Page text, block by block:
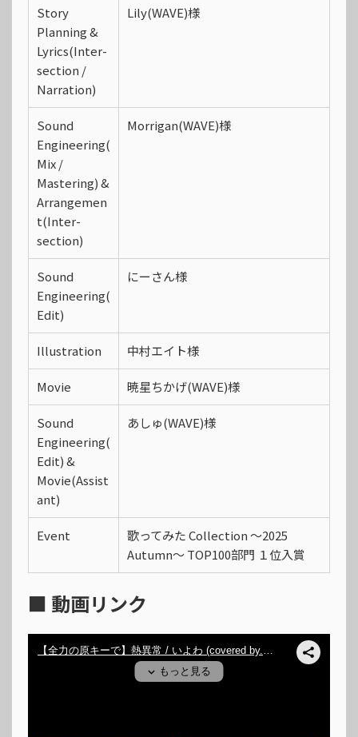
Story
Planning &
Lyrics(Inter-
section /
Narration)
Lily(WAVE)様
Sound
Engineering(
Mix /
Mastering) &
Arrangemen
t(Inter-
section)
Morrigan(WAVE)様
Sound
Engineering(
Edit)
にーさん様
Illustration 中村エイト様
Movie 暁星ちかげ(WAVE)様
Sound
Engineering(
Edit) &
Movie(Assist
ant)
あしゅ(WAVE)様
Event
歌ってみた Collection 〜2025
Autumn〜 TOP100部門 １位入賞
■ 動画リンク